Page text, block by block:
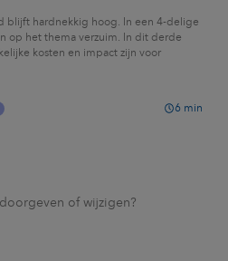
blijft hardnekkig hoog. In een 4-delige
op het thema verzuim. In dit derde
kosten en impact zijn voor
6 min
of wijzigen?